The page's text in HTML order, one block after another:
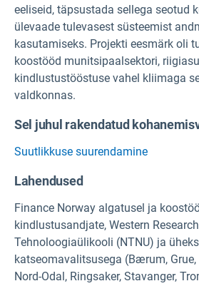
eeliseid, täpsustada sellega seotud
ülevaade tulevasest süsteemist
kasutamiseks. Projekti eesmärk oli
koostööd munitsipaalsektori,
kindlustustööstuse vahel kliimaga
valdkonnas.
Sel juhul rakendatud
Suutlikkuse suurendamine
Lahendused
Finance Norway algatusel ja
kindlustusandjate, Western
Tehnoloogiaülikooli (NTNU) ja
katseomavalitsusega (Bærum, Grue,
Nord-Odal, Ringsaker, Stavanger,